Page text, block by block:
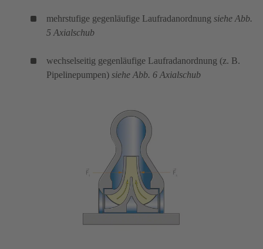
mehrstufige gegenläufige Laufradanordnung siehe Abb.
5 Axialschub
wechselseitig gegenläufige Laufradanordnung (z. B.
Pipelinepumpen) siehe Abb. 6 Axialschub